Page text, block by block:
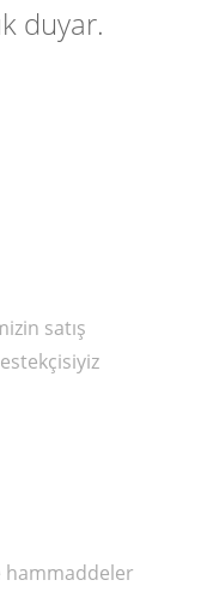
duyar.
satış